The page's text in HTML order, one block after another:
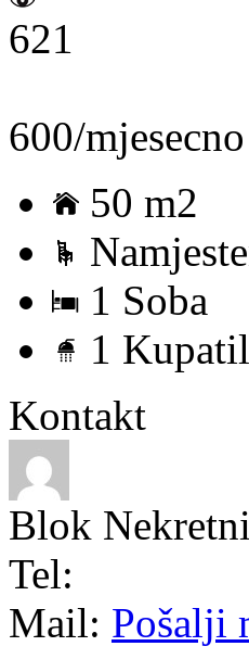
621
600/
50 m2
1 Soba
1
Kontakt
Blok
Tel:
Mail: Pošalji